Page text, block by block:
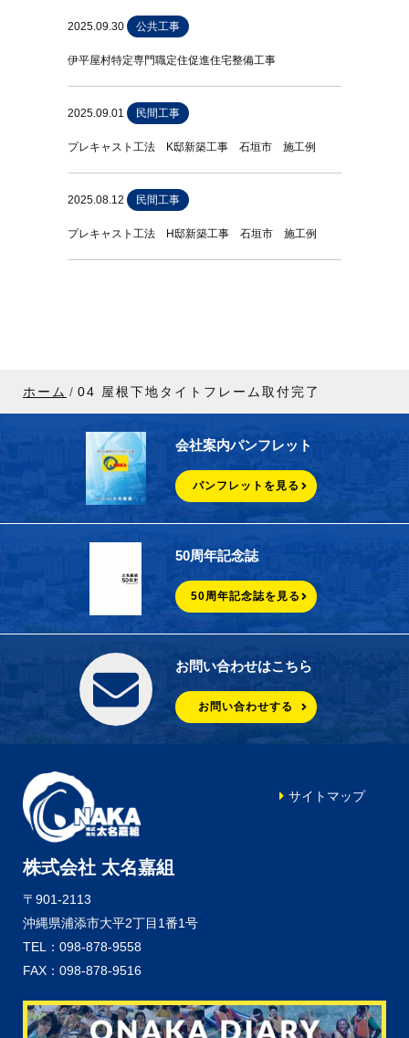
2025.09.30 公共工事
伊平屋村特定専門職定住促進住宅整備工事
2025.09.01 民間工事
プレキャスト工法 K邸新築工事 石垣市 施工例
2025.08.12 民間工事
プレキャスト工法 H邸新築工事 石垣市 施工例
ホーム 04 屋根下地タイトフレーム取付完了
会社案内パンフレット
パンフレットを見る
50周年記念誌
50周年記念誌を見る
お問い合わせはこちら
お問い合わせする
株式会社 太名嘉組
〒901-2113
沖縄県浦添市大平2丁目1番1号
TEL：098-878-9558
FAX：098-878-9516
サイトマップ